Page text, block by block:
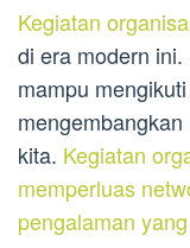
Kegiatan
di era modern
mampu
kita. Kegiatan
memperluas
pengalaman yang